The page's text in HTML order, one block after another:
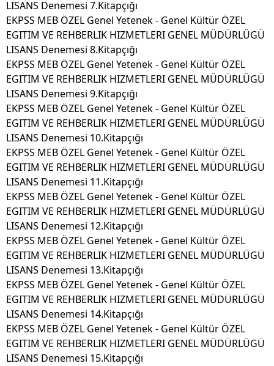
LISANS Denemesi 7.Kitapçığı
EKPSS MEB ÖZEL Genel Yetenek - Genel Kültür ÖZEL
EGITIM VE REHBERLIK HIZMETLERI GENEL MÜDÜRLÜGÜ
LISANS Denemesi 8.Kitapçığı
EKPSS MEB ÖZEL Genel Yetenek - Genel Kültür ÖZEL
EGITIM VE REHBERLIK HIZMETLERI GENEL MÜDÜRLÜGÜ
LISANS Denemesi 9.Kitapçığı
EKPSS MEB ÖZEL Genel Yetenek - Genel Kültür ÖZEL
EGITIM VE REHBERLIK HIZMETLERI GENEL MÜDÜRLÜGÜ
LISANS Denemesi 10.Kitapçığı
EKPSS MEB ÖZEL Genel Yetenek - Genel Kültür ÖZEL
EGITIM VE REHBERLIK HIZMETLERI GENEL MÜDÜRLÜGÜ
LISANS Denemesi 11.Kitapçığı
EKPSS MEB ÖZEL Genel Yetenek - Genel Kültür ÖZEL
EGITIM VE REHBERLIK HIZMETLERI GENEL MÜDÜRLÜGÜ
LISANS Denemesi 12.Kitapçığı
EKPSS MEB ÖZEL Genel Yetenek - Genel Kültür ÖZEL
EGITIM VE REHBERLIK HIZMETLERI GENEL MÜDÜRLÜGÜ
LISANS Denemesi 13.Kitapçığı
EKPSS MEB ÖZEL Genel Yetenek - Genel Kültür ÖZEL
EGITIM VE REHBERLIK HIZMETLERI GENEL MÜDÜRLÜGÜ
LISANS Denemesi 14.Kitapçığı
EKPSS MEB ÖZEL Genel Yetenek - Genel Kültür ÖZEL
EGITIM VE REHBERLIK HIZMETLERI GENEL MÜDÜRLÜGÜ
LISANS Denemesi 15.Kitapçığı